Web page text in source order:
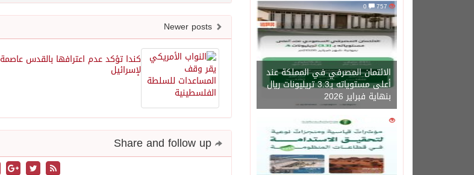
757
0
الائتمان المصرفي في المملكة عند
أعلى مستوياته بـ3.3 تريليونات ريال
بنهاية فبراير 2026
1450
كندا تؤكد عدم اعترافها بالقدس عاصمة
لإسرائيل